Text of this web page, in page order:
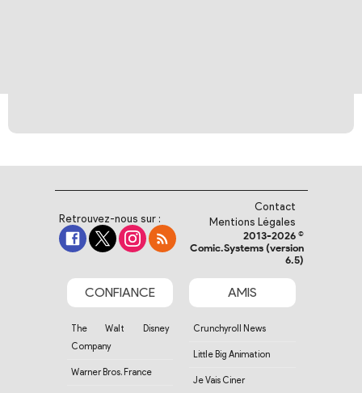
Retrouvez-nous sur :
Contact
Mentions Légales
2013-2026 ©
Comic.Systems (version
6.5)
CONFIANCE
The Walt Disney
Company
Warner Bros. France
AMIS
Crunchyroll News
Little Big Animation
Je Vais Ciner